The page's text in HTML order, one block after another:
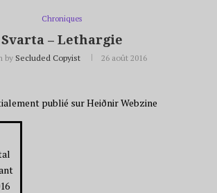
Chroniques
Svarta – Lethargie
by Secluded Copyist 26 août 2016
publié sur Heiðnir Webzine